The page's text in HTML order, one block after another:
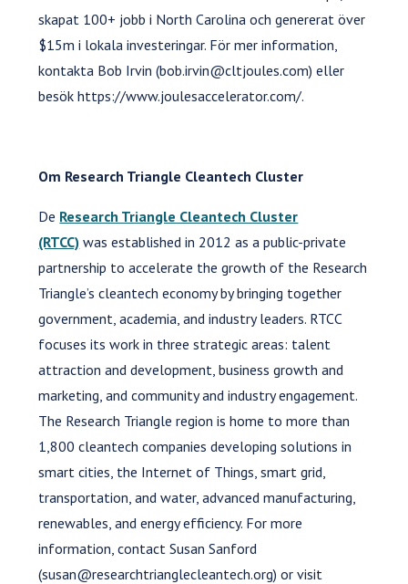
skapat 100+ jobb i North Carolina och genererat över
$15m i lokala investeringar. För mer information,
kontakta Bob Irvin (bob.irvin@cltjoules.com) eller
besök https://www.joulesaccelerator.com/.
Om Research Triangle Cleantech Cluster
De Research Triangle Cleantech Cluster
(RTCC) was established in 2012 as a public-private
partnership to accelerate the growth of the Research
Triangle’s cleantech economy by bringing together
government, academia, and industry leaders. RTCC
focuses its work in three strategic areas: talent
attraction and development, business growth and
marketing, and community and industry engagement.
The Research Triangle region is home to more than
1,800 cleantech companies developing solutions in
smart cities, the Internet of Things, smart grid,
transportation, and water, advanced manufacturing,
renewables, and energy efficiency. For more
information, contact Susan Sanford
(susan@researchtrianglecleantech.org) or visit